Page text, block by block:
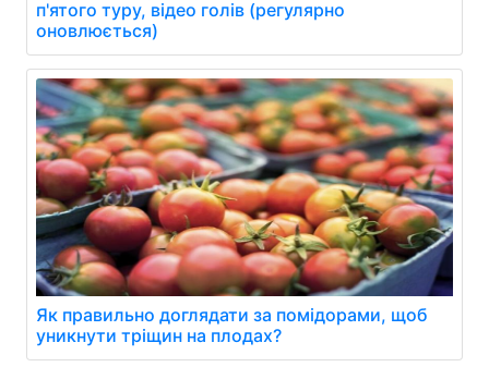
п'ятого туру, відео голів (регулярно
оновлюється)
Як правильно доглядати за помідорами, щоб
уникнути тріщин на плодах?